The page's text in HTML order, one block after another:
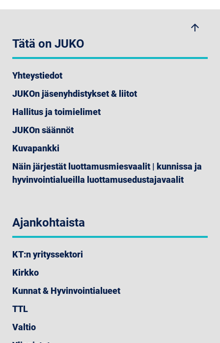
arrow_upwards
Tätä on JUKO
Yhteystiedot
JUKOn jäsenyhdistykset & liitot
Hallitus ja toimielimet
JUKOn säännöt
Kuvapankki
Näin järjestät luottamusmiesvaalit | kunnissa ja
hyvinvointialueilla luottamusedustajavaalit
Ajankohtaista
KT:n yrityssektori
Kirkko
Kunnat & Hyvinvointialueet
TTL
Valtio